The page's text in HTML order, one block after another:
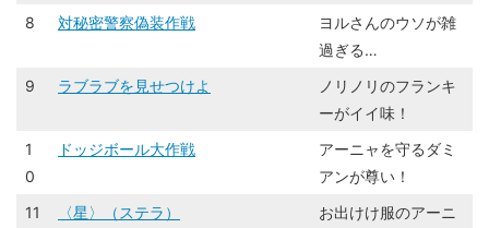
8
対秘密警察偽装作戦
ヨルさんのウソが雑
過ぎる…
9
ラブラブを見せつけよ
ノリノリのフランキ
ーがイイ味！
1
0
ドッジボール大作戦
アーニャを守るダミ
アンが尊い！
11
〈星〉（ステラ）
お出けけ服のアーニ